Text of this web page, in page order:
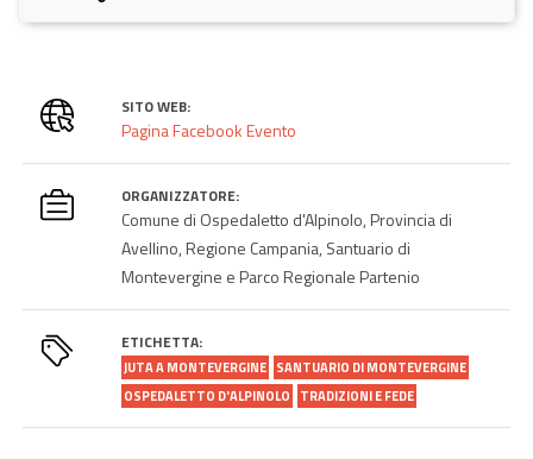
SITO WEB:
Pagina Facebook Evento
ORGANIZZATORE:
Comune di Ospedaletto d'Alpinolo, Provincia di
Avellino, Regione Campania, Santuario di
Montevergine e Parco Regionale Partenio
ETICHETTA:
JUTA A MONTEVERGINE SANTUARIO DI MONTEVERGINE
OSPEDALETTO D'ALPINOLO
TRADIZIONI E FEDE